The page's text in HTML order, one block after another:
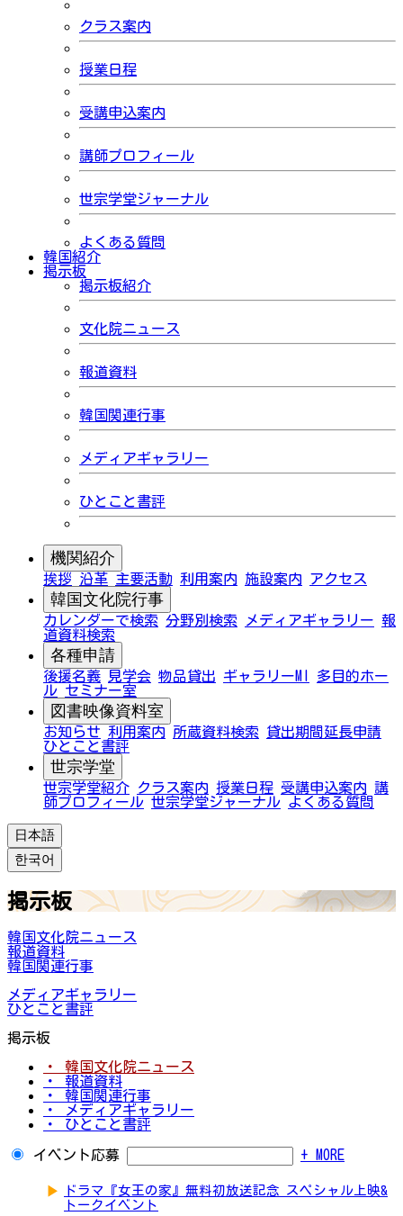
クラス案内
授業日程
受講申込案内
講師プロフィール
世宗学堂ジャーナル
よくある質問
韓国紹介
掲示板
掲示板紹介
文化院ニュース
報道資料
韓国関連行事
メディアギャラリー
ひとこと書評
機関紹介
挨拶 沿革 主要活動 利用案内 施設案内 アクセス
韓国文化院行事
カレンダーで検索 分野別検索 メディアギャラリー 報
道資料検索
各種申請
後援名義 見学会 物品貸出 ギャラリーMI
多目的ホー
ル セミナー室
図書映像資料室
お知らせ 利用案内 所蔵資料検索
貸出期間延長申請
ひとこと書評
世宗学堂
世宗学堂紹介 クラス案内 授業日程 受講申込案内 講
師プロフィール 世宗学堂ジャーナル よくある質問
日本語
한국어
掲示板
韓国文化院ニュース
報道資料
韓国関連行事
メディアギャラリー
ひとこと書評
掲示板
・ 韓国文化院ニュース
・ 報道資料
・ 韓国関連行事
・ メディアギャラリー
・ ひとこと書評
イベント応募 + MORE
▶
ドラマ『女王の家』無料初放送記念 スペシャル上映&
トークイベント